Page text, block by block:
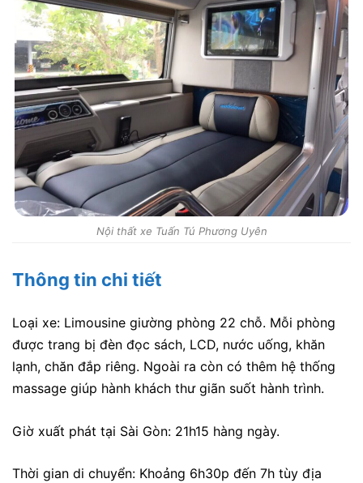
Nội thất xe Tuấn Tú Phương Uyên
Thông tin chi tiết
Loại xe: Limousine giường phòng 22 chỗ. Mỗi phòng
được trang bị đèn đọc sách, LCD, nước uống, khăn
lạnh, chăn đắp riêng. Ngoài ra còn có thêm hệ thống
massage giúp hành khách thư giãn suốt hành trình.
Giờ xuất phát tại Sài Gòn: 21h15 hàng ngày.
Thời gian di chuyển: Khoảng 6h30p đến 7h tùy địa